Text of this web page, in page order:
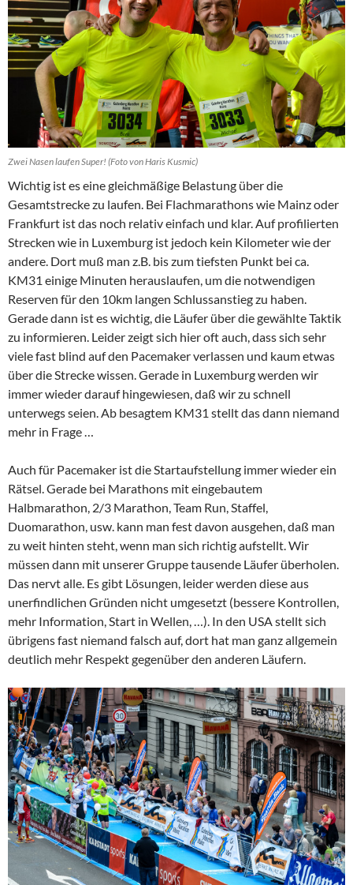
Zwei Nasen laufen Super! (Foto von Haris Kusmic)
Wichtig ist es eine gleichmäßige Belastung über die
Gesamtstrecke zu laufen. Bei Flachmarathons wie Mainz oder
Frankfurt ist das noch relativ einfach und klar. Auf profilierten
Strecken wie in Luxemburg ist jedoch kein Kilometer wie der
andere. Dort muß man z.B. bis zum tiefsten Punkt bei ca.
KM31 einige Minuten herauslaufen, um die notwendigen
Reserven für den 10km langen Schlussanstieg zu haben.
Gerade dann ist es wichtig, die Läufer über die gewählte Taktik
zu informieren. Leider zeigt sich hier oft auch, dass sich sehr
viele fast blind auf den Pacemaker verlassen und kaum etwas
über die Strecke wissen. Gerade in Luxemburg werden wir
immer wieder darauf hingewiesen, daß wir zu schnell
unterwegs seien. Ab besagtem KM31 stellt das dann niemand
mehr in Frage …
Auch für Pacemaker ist die Startaufstellung immer wieder ein
Rätsel. Gerade bei Marathons mit eingebautem
Halbmarathon, 2/3 Marathon, Team Run, Staffel,
Duomarathon, usw. kann man fest davon ausgehen, daß man
zu weit hinten steht, wenn man sich richtig aufstellt. Wir
müssen dann mit unserer Gruppe tausende Läufer überholen.
Das nervt alle. Es gibt Lösungen, leider werden diese aus
unerfindlichen Gründen nicht umgesetzt (bessere Kontrollen,
mehr Information, Start in Wellen, …). In den USA stellt sich
übrigens fast niemand falsch auf, dort hat man ganz allgemein
deutlich mehr Respekt gegenüber den anderen Läufern.